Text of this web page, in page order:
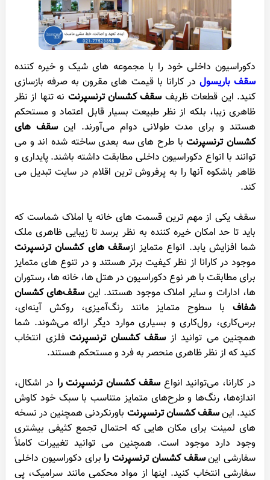
دکوراسیون داخلی خود را با مجموعه های شیک و خیره کننده
سقف باریسول در کارانا با قیمت های مقرون به صرفه بازسازی
کنید. این قطعات ظریفسقف کشسان ترنسپرنت نه تنها از نظر
ظاهری زیبا، بلکه از نظر طبیعت بسیار قابل اعتماد و مستحکم
هستند و برای مدت طولانی دوام می‌آورند. اینسقف های
کشسان ترنسپرنت با طرح های سه بعدی ساخته شده اند و می
توانند با انواع دکوراسیون داخلی مطابقت داشته باشند. پایداری و
ظاهر باشکوه آنها را به پرفروش ترین اقلام در سایت تبدیل می
کند.
سقف یکی از مهم ترین قسمت های خانه یا املاک شماست که
باید تا حد امکان خیره کننده به نظر برسد تا زیبایی ظاهری ملک
شما افزایش یابد. انواع متمایز ازسقف های کشسان ترنسپرنت
موجود در کارانا از نظر کیفیت برتر هستند و در تنوع های متمایز
برای مطابقت با هر نوع دکوراسیون در هتل ها، خانه ها، رستوران
ها، ادارات و سایر املاک موجود هستند. اینسقف‌های کشسان
شفاف با سطوح متمایز مانند رنگ‌آمیزی، روکش آینه‌ای،
برس‌کاری، رول‌کاری و بسیاری موارد دیگر ارائه می‌شوند. شما
همچنین می توانید ازسقف کشسان ترنسپرنتفلزی انتخاب
کنید که از نظر ظاهری منحصر به فرد و مستحکم هستند.
در کارانا، می‌توانید انواعسقف کشسان ترنسپرنت را در اشکال،
اندازه‌ها، رنگ‌ها و طرح‌های متمایز متناسب با سبک خود کاوش
کنید. اینسقف کشسان ترنسپرنت باورنکردنی همچنین در نسخه
های لمینت برای مکان هایی که احتمال تجمع کثیفی بیشتری
وجود دارد موجود است. همچنین می توانید تغییرات کاملاً
سفارشی اینسقف کشسان ترنسپرنت را برای دکوراسیون داخلی
سفارشی انتخاب کنید. اینها از مواد محکمی مانند سرامیک، پی